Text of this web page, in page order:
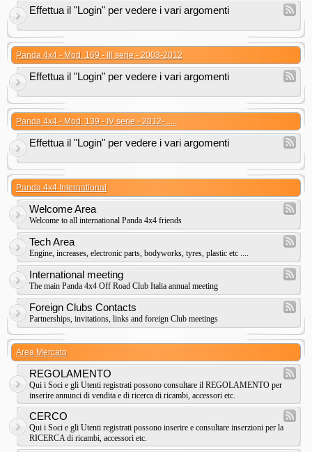
Effettua il "Login" per vedere i vari argomenti
Panda 4x4 - Mod. 169 - III serie - 2003-2012
Effettua il "Login" per vedere i vari argomenti
Panda 4x4 - Mod. 139 - IV serie - 2012- .....
Effettua il "Login" per vedere i vari argomenti
Panda 4x4 International
Welcome Area
Welcome to all international Panda 4x4 friends
Tech Area
Engine, increases, electronic parts, bodyworks, tyres, plastic etc ....
International meeting
The main Panda 4x4 Off Road Club Italia annual meeting
Foreign Clubs Contacts
Partnerships, invitations, links and foreign Club meetings
Area Mercato
REGOLAMENTO
Qui i Soci e gli Utenti registrati possono consultare il REGOLAMENTO per
inserire annunci di vendita e di ricerca di ricambi, accessori etc.
CERCO
Qui i Soci e gli Utenti registrati possono inserire e consultare inserzioni per la
RICERCA di ricambi, accessori etc.